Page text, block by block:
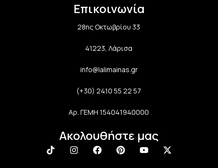
Επικοινωνία
28ης Οκτωβρίου 33
41223, Λάρισα
info@lalimainas.gr
(+30) 2410 55 22 57
Αρ. ΓΕΜΗ 154041940000
Ακολουθήστε μας